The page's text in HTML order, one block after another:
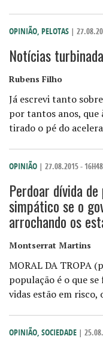
OPINIÃO, PELOTAS |
Notícias
Rubens Filho
Já escrevi tanto
por tantos anos, que
tirado o pé do
OPINIÃO | 27.08.2015 - 16H48
Perdoar dívida
simpático se o
arrochando os
Montserrat Martins
MORAL DA TROPA
população é o que
vidas estão em risco,
OPINIÃO, SOCIEDADE |